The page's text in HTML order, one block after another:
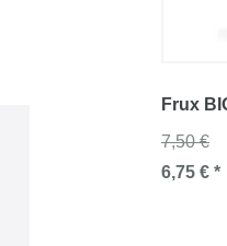
Frux
7,50 €
6,75 € *